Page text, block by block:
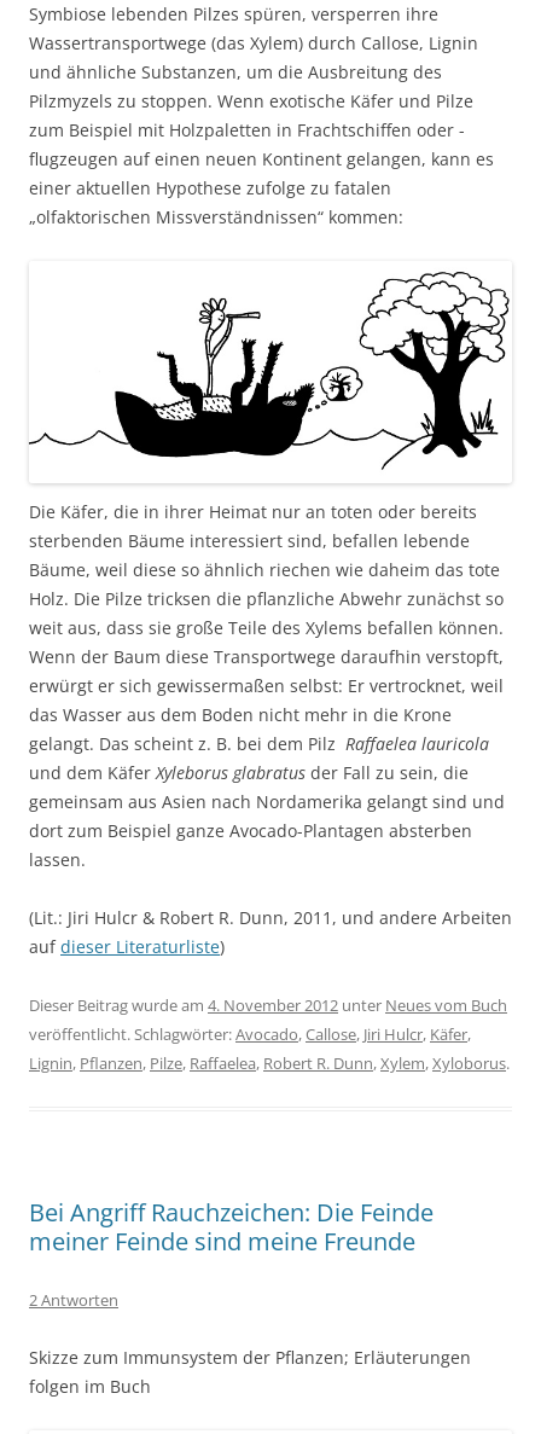
Symbiose lebenden Pilzes spüren, versperren ihre
Wassertransportwege (das Xylem) durch Callose, Lignin
und ähnliche Substanzen, um die Ausbreitung des
Pilzmyzels zu stoppen. Wenn exotische Käfer und Pilze
zum Beispiel mit Holzpaletten in Frachtschiffen oder -
flugzeugen auf einen neuen Kontinent gelangen, kann es
einer aktuellen Hypothese zufolge zu fatalen
„olfaktorischen Missverständnissen“ kommen:
Die Käfer, die in ihrer Heimat nur an toten oder bereits
sterbenden Bäume interessiert sind, befallen lebende
Bäume, weil diese so ähnlich riechen wie daheim das tote
Holz. Die Pilze tricksen die pflanzliche Abwehr zunächst so
weit aus, dass sie große Teile des Xylems befallen können.
Wenn der Baum diese Transportwege daraufhin verstopft,
erwürgt er sich gewissermaßen selbst: Er vertrocknet, weil
das Wasser aus dem Boden nicht mehr in die Krone
gelangt. Das scheint z. B. bei dem Pilz Raffaelea lauricola
und dem Käfer Xyleborus glabratus der Fall zu sein, die
gemeinsam aus Asien nach Nordamerika gelangt sind und
dort zum Beispiel ganze Avocado-Plantagen absterben
lassen.
(Lit.: Jiri Hulcr & Robert R. Dunn, 2011, und andere Arbeiten
aufdieser Literaturliste)
Dieser Beitrag wurde am 4. November 2012 unter Neues vom Buch
veröffentlicht. Schlagwörter:Avocado,Callose, Jiri Hulcr, Käfer,
Lignin, Pflanzen, Pilze, Raffaelea, Robert R. Dunn,Xylem,Xyloborus.
Bei Angriff Rauchzeichen: Die Feinde
meiner Feinde sind meine Freunde
2 Antworten
Skizze zum Immunsystem der Pflanzen; Erläuterungen
folgen im Buch